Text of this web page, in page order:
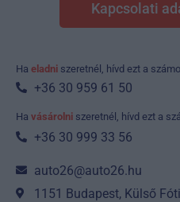
Ha eladni szeretnél, hívd ezt a
+36 30 959 61 50
Ha vásárolni szeretnél, hívd ezt a
+36 30 999 33 56
auto26@auto26.hu
1151 Budapest, Külső
Kapcsolati